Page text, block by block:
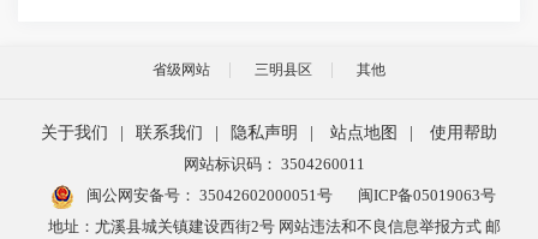
省级网站 三明县区 其他
关于我们 联系我们 隐私声明 站点地图
使用帮助
网站标识码： 3504260011
闽公网安备号： 35042602000051号
闽ICP备05019063号
地址：尤溪县城关镇建设西街2号 网站违法和不良信息举报方式 邮